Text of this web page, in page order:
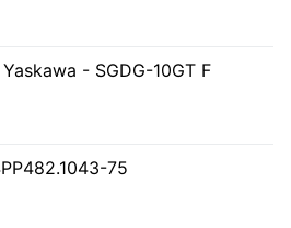
- SGDG-10GT F
75